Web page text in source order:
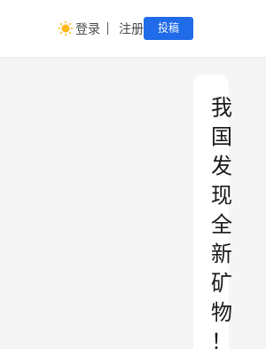
登录 注册 投稿
我
国
发
现
全
新
矿
物
！